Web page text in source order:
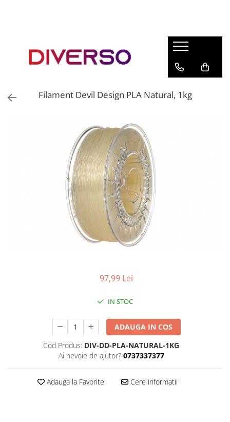
ASA
Filament Devil Design PLA Natural, 1kg
97,99 Lei
IN STOC
ADAUGA IN COS
Cod Produs: DIV-DD-PLA-NATURAL-1KG
Ai nevoie de ajutor? 0737337377
Adauga la Favorite Cere informatii